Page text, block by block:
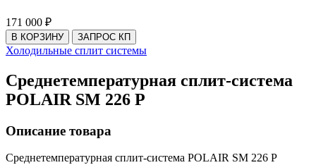
171 000 ₽
В КОРЗИНУ ЗАПРОС КП
Холодильные cплит системы
Среднетемпературная сплит-система
POLAIR SM 226 P
Описание товара
Среднетемпературная сплит-система POLAIR SM 226 P